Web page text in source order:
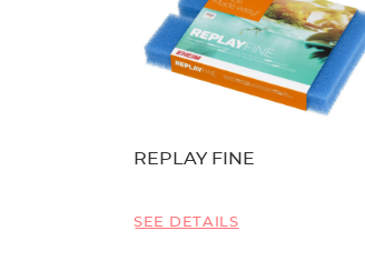
REPLAY FINE
SEE DETAILS